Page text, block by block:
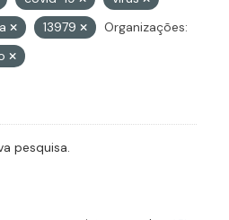
13979
Organizações:
pesquisa.